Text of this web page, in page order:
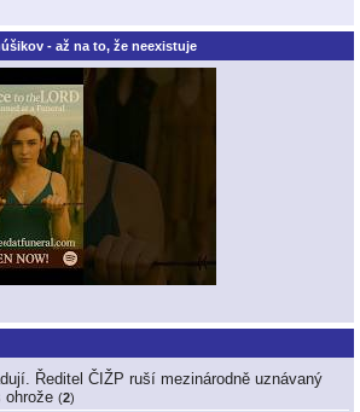
- až na to, že neexistuje
Ředitel ČIŽP ruší mezinárodně uznávaný
ohrože (2)